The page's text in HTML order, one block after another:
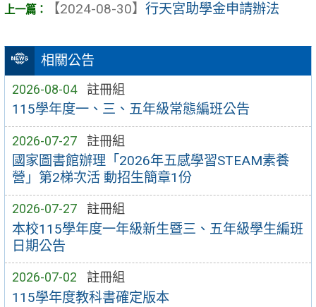
相關公告
2026-08-04 註冊組
115學年度一、三、五年級常態編班公告
2026-07-27 註冊組
國家圖書館辦理「2026年五感學習STEAM素養
營」第2梯次活 動招生簡章1份
2026-07-27 註冊組
本校115學年度一年級新生暨三、五年級學生編班
日期公告
2026-07-02 註冊組
115學年度教科書確定版本
【2024-08-30】 行天宮助學金申請辦法